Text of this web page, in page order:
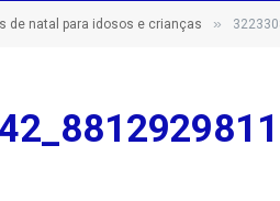
de natal para idosos e crianças »